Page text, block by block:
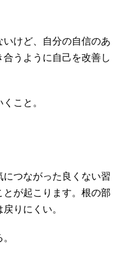
けど、自分の自信のあ
うように自己を改善し
こと。
つながった良くない習
が起こります。根の部
りにくい。